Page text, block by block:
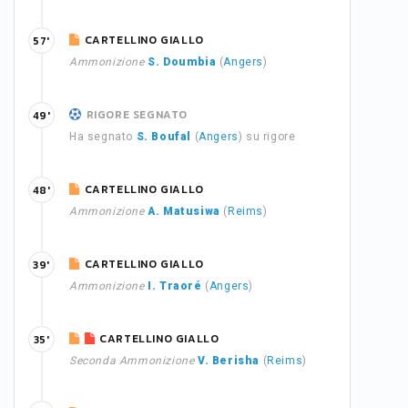
CARTELLINO GIALLO
Ammonizione S. Doumbia (Angers)
57'
RIGORE SEGNATO
Ha segnato S. Boufal (Angers) su rigore
49'
CARTELLINO GIALLO
Ammonizione A. Matusiwa ( Reims)
48'
CARTELLINO GIALLO
Ammonizione I. Traoré (Angers)
39'
CARTELLINO GIALLO
Seconda Ammonizione V. Berisha ( Reims)
35'